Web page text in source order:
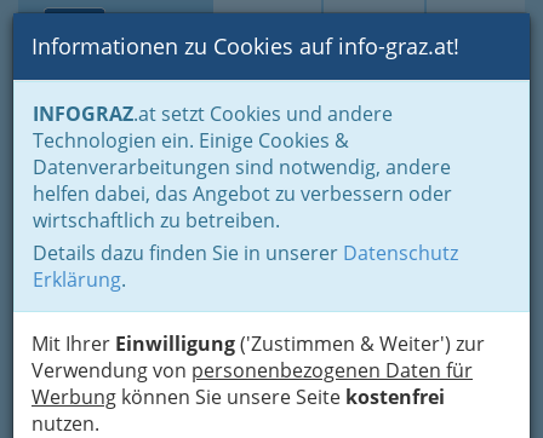
Suche Login Toggle
Informationen zu Cookies auf info-graz.at!
INFOGRAZ.at setzt Cookies und andere
Technologien ein. Einige Cookies &
Datenverarbeitungen sind notwendig, andere
helfen dabei, das Angebot zu verbessern oder
wirtschaftlich zu betreiben.
Details dazu finden Sie in unserer Datenschutz
Erklärung.
Mit Ihrer Einwilligung('Zustimmen & Weiter') zur
Verwendung von personenbezogenen Daten für
Werbung können Sie unsere Seite kostenfrei
nutzen.
Home
Gastronomie
Gastronomie: Toprestaurants & Gasthäuser
Verschiedene Gastronomiebetriebe
Warum sich unser
Essverhalten wandelt
Früher ein selbst erlegtes Tier, heute ein fixes
Fertiggericht – im Laufe vieler Jahre hat sich das
Essverhalten der Menschenimmer wieder
gewandelt.